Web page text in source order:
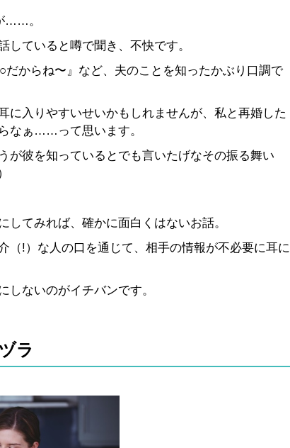
……。
ていると噂で聞き、不快です。
からね〜』など、夫のことを知ったかぶり口調で
に入りやすいせいかもしれませんが、私と再婚した
なぁ……って思います。
が彼を知っているとでも言いたげなその振る舞い
てみれば、確かに面白くはないお話。
（!）な人の口を通じて、相手の情報が不必要に耳に
ないのがイチバンです。
ラ